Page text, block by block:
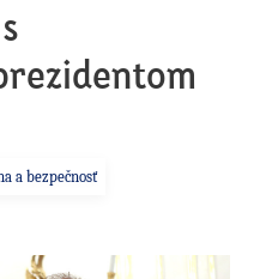
a bezpečnosť